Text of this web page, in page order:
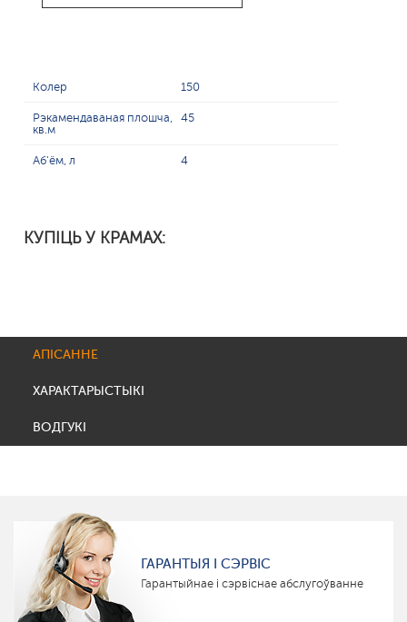
Колер 150
Рэкамендаваная плошча,
кв.м
45
Аб'ём, л 4
КУПІЦЬ У КРАМАХ:
АПІСАННЕ
ХАРАКТАРЫСТЫКІ
ВОДГУКІ
ГАРАНТЫЯ І СЭРВІС
Гарантыйнае і сэрвіснае абслугоўванне